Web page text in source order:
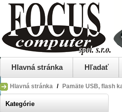
Hlavná stránka Hľadať
Hlavná stránka / Pamäte USB, flash
Kategórie